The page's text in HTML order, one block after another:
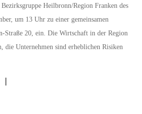
Heilbronn/Region Franken des
um 13 Uhr zu einer gemeinsamen
Straße 20, ein. Die Wirtschaft in der Region
Unternehmen sind erheblichen Risiken